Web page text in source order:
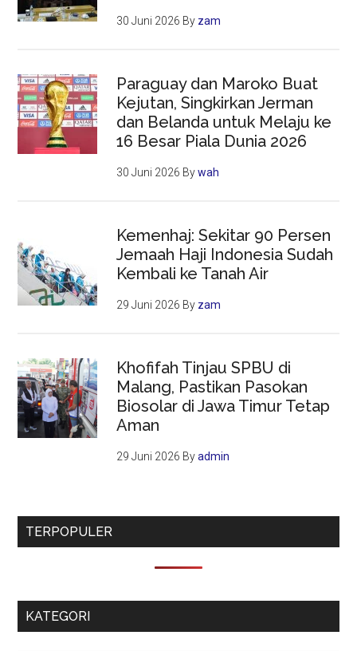
30 Juni 2026 By zam
Paraguay dan Maroko Buat
Kejutan, Singkirkan Jerman
dan Belanda untuk Melaju ke
16 Besar Piala Dunia 2026
30 Juni 2026 Bywah
Kemenhaj: Sekitar 90 Persen
Jemaah Haji Indonesia Sudah
Kembali ke Tanah Air
29 Juni 2026 By zam
Khofifah Tinjau SPBU di
Malang, Pastikan Pasokan
Biosolar di Jawa Timur Tetap
Aman
29 Juni 2026 Byadmin
TERPOPULER
KATEGORI